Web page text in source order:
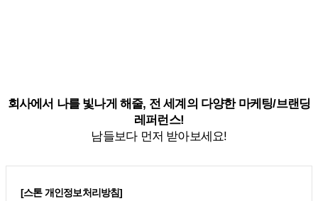
회사에서 나를 빛나게 해줄, 전 세계의 다양한 마케팅/브랜딩
레퍼런스!
남들보다 먼저 받아보세요!
[스톤 개인정보처리방침]